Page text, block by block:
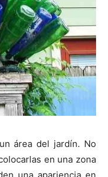
un área del jardín. No
en una zona